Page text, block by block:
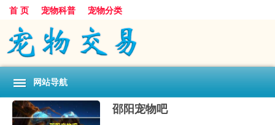
首 页 宠物科普 宠物分类
网站导航
邵阳宠物吧